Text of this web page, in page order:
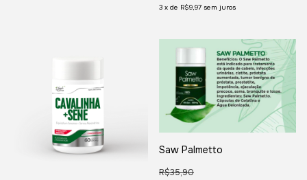
3 x de R$9,97 sem juros
Saw Palmetto
R$35,90